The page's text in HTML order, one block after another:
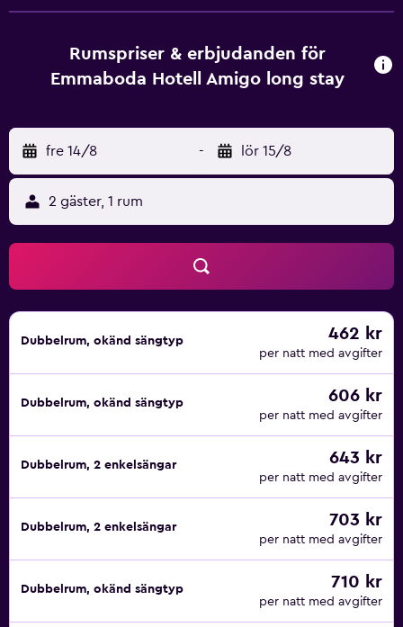
regndusch. Detta hotell i Emmaboda erbjuder sina gäster
gratis wi-fi. Skrivbord och skrivbordsstolar finns. Byte av
bastu.
Rumspriser & erbjudanden för
Emmaboda Hotell Amigo long stay
fre 14/8 - lör 15/8
2 gäster, 1 rum
Dubbelrum, okänd sängtyp 462 kr
per natt med avgifter
Dubbelrum, okänd sängtyp 606 kr
per natt med avgifter
Dubbelrum, 2 enkelsängar 643 kr
per natt med avgifter
Dubbelrum, 2 enkelsängar 703 kr
per natt med avgifter
Dubbelrum, okänd sängtyp 710 kr
per natt med avgifter